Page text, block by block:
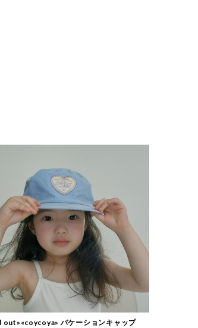
out»«coycoya» バケーションキャップ